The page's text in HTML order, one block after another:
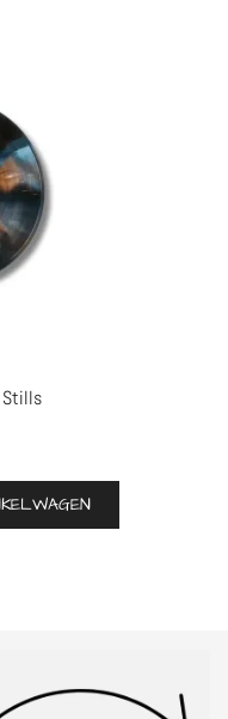
Stills